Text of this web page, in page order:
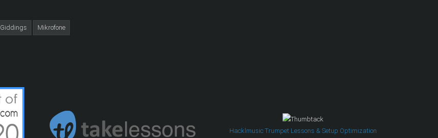
Giddings Mikrofone
Hacklmusic Trumpet Lessons & Setup Optimization